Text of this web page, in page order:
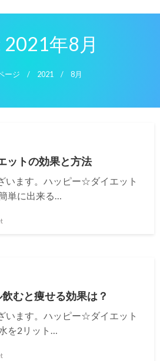
2021年8月
ージ 2021 8月
ットの効果と方法
います。ハッピー☆ダイエット
単に出来る…
むと痩せる効果は？
います。ハッピー☆ダイエット
を2リット…